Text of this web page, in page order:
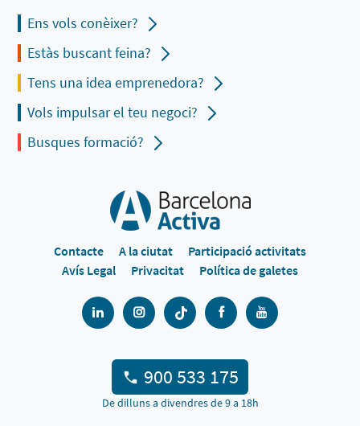
Ens vols conèixer?
Estàs buscant feina?
Tens una idea emprenedora?
Vols impulsar el teu negoci?
Busques formació?
Contacte A la ciutat
Participació activitats
Avís Legal
Privacitat Política de galetes
900 533 175
De dilluns a divendres de 9 a 18h